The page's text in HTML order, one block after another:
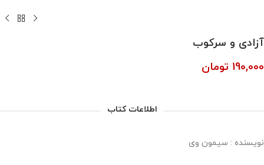
آزادی و سرکوب
190,000 تومان
اطلاعات کتاب
نویسنده : سیمون وی